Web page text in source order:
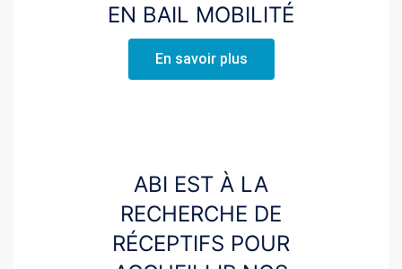
EN BAIL MOBILITÉ
En savoir plus
ABI EST À LA
RECHERCHE DE
RÉCEPTIFS POUR